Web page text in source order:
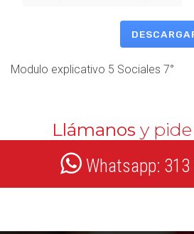
Modulo explicativo 5 Sociales 7°
Llámanos y
Whatsapp: